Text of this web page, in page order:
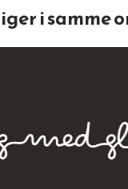
i samme